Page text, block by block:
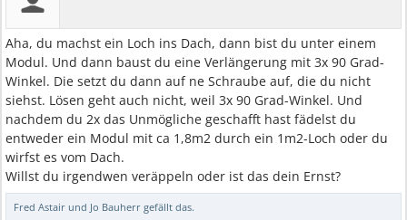
Aha, du machst ein Loch ins Dach, dann bist du unter einem
Modul. Und dann baust du eine Verlängerung mit 3x 90 Grad-
Winkel. Die setzt du dann auf ne Schraube auf, die du nicht
siehst. Lösen geht auch nicht, weil 3x 90 Grad-Winkel. Und
nachdem du 2x das Unmögliche geschafft hast fädelst du
entweder ein Modul mit ca 1,8m2 durch ein 1m2-Loch oder du
wirfst es vom Dach.
Willst du irgendwen veräppeln oder ist das dein Ernst?
Fred Astair und Jo Bauherr gefällt das.